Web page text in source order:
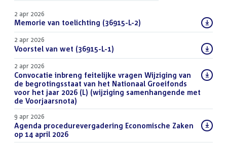
2 apr 2026
Download
bestand:
Memorie van toelichting (36915-L-2)
2 apr 2026
Download
bestand:
Voorstel van wet (36915-L-1)
2 apr 2026
Download
bestand:
Convocatie inbreng feitelijke vragen Wijziging van
de begrotingsstaat van het Nationaal Groeifonds
voor het jaar 2026 (L) (wijziging samenhangende met
de Voorjaarsnota)
9 apr 2026
Download
bestand:
Agenda procedurevergadering Economische Zaken
op 14 april 2026